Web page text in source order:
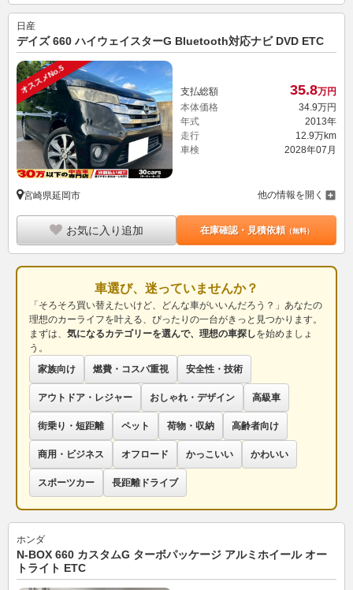
日産
デイズ 660 ハイウェイスターG Bluetooth対応ナビ DVD ETC
オススメNo.5 支払総額 35.8万円
本体価格
34.9万円
年式
2013年
走行
12.9万km
車検
2028年07月
宮崎県延岡市 他の情報を開く
お気に入り追加 在庫確認・見積依頼（無料）
車選び、迷っていませんか？
「そろそろ買い替えたいけど、どんな車がいいんだろう？」あなたの
理想のカーライフを叶える、ぴったりの一台がきっと見つかります。
まずは、 気になるカテゴリーを選んで、理想の車探しを始めましょ
う。
家族向け
燃費・コスパ重視 安全性・技術
アウトドア・レジャー おしゃれ・デザイン 高級車
街乗り・短距離 ペット 荷物・収納 高齢者向け
商用・ビジネス オフロード かっこいい かわいい
スポーツカー 長距離ドライブ
ホンダ
N-BOX 660 カスタムG ターボパッケージ アルミホイール オー
トライト ETC